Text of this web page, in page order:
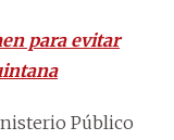
para evitar
Público